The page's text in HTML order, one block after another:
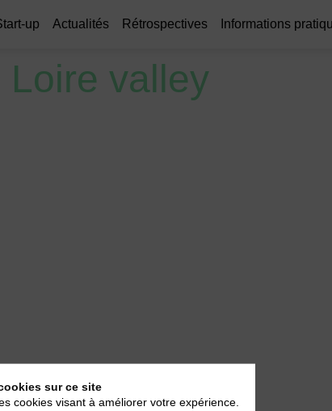
up Actualités Rétrospectives Informations
Loire valley
sur ce site
cookies visant à améliorer votre expérience.